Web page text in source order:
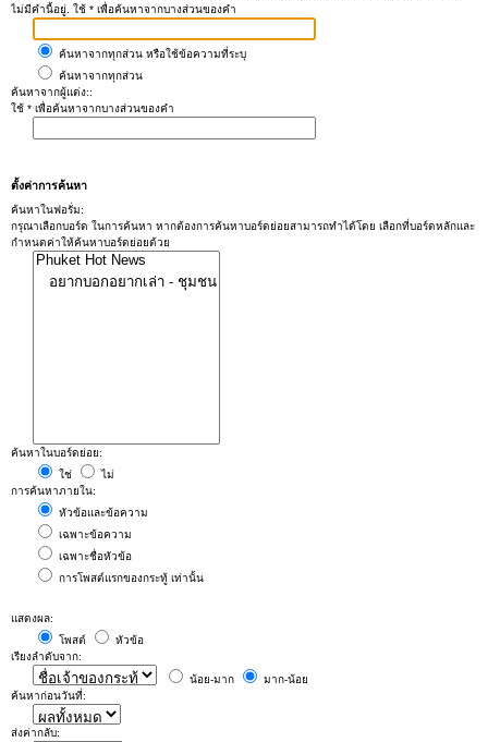
ไม่มีคำนี้อยู่. ใช้ * เพื่อค้นหาจากบางส่วนของคำ
ค้นหาจากทุกส่วน หรือใช้ข้อความที่ระบุ
ค้นหาจากทุกส่วน
ค้นหาจากผู้แต่ง::
ใช้ * เพื่อค้นหาจากบางส่วนของคำ
ตั้งค่าการค้นหา
ค้นหาในฟอรั่ม:
กรุณาเลือกบอร์ด ในการค้นหา หากต้องการค้นหาบอร์ดย่อยสามารถทำได้โดย เลือกที่บอร์ดหลักและ
กำหนดค่าให้ค้นหาบอร์ดย่อยด้วย
ค้นหาในบอร์ดย่อย:
ใช่
ไม่
การค้นหาภายใน:
หัวข้อและข้อความ
เฉพาะข้อความ
เฉพาะชื่อหัวข้อ
การโพสต์แรกของกระทู้ เท่านั้น
แสดงผล:
โพสต์
หัวข้อ
เรียงลำดับจาก:
น้อย-มาก
มาก-น้อย
ค้นหาก่อนวันที่:
ส่งค่ากลับ: